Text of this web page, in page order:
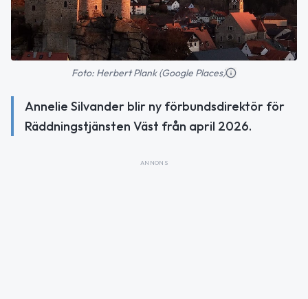
Foto: Herbert Plank (Google Places)
Annelie Silvander blir ny förbundsdirektör för
Räddningstjänsten Väst från april 2026.
ANNONS